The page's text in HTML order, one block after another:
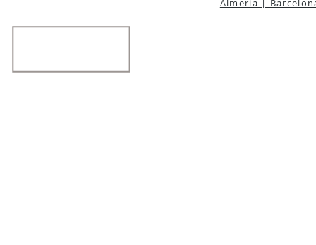
Almeria |